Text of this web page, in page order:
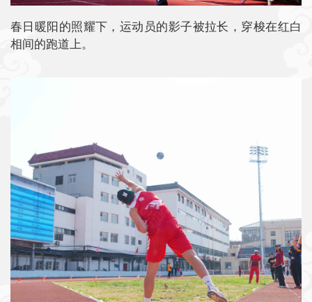
春日暖阳的照耀下，运动员的影子被拉长，穿梭在红白
相间的跑道上。